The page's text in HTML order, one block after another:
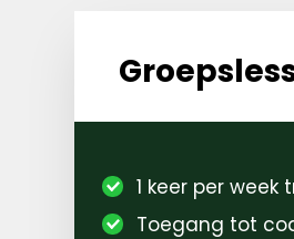
1 keer per week
Toegang tot